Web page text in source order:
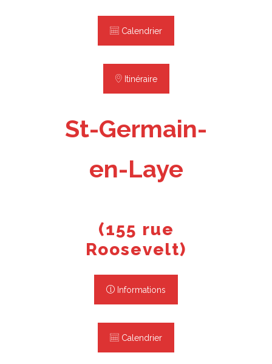
Calendrier
Itinéraire
St-Germain-
en-Laye
(155 rue
Roosevelt)
Informations
Calendrier